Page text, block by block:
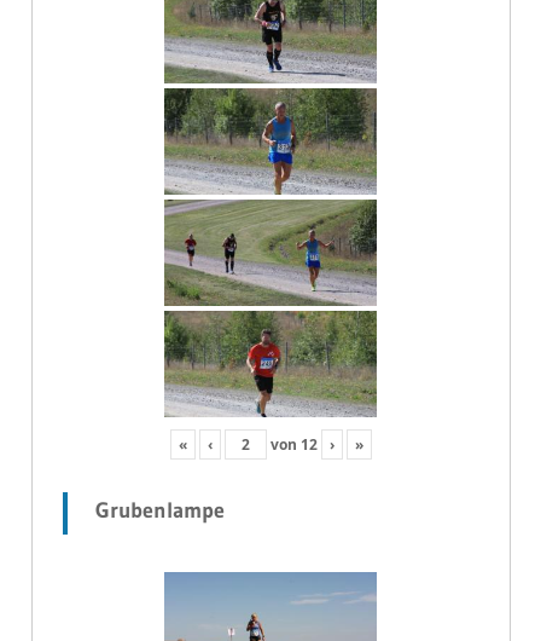
« ‹ von 12 › »
Grubenlampe